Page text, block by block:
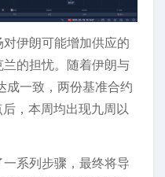
伊朗可能增加供应的
的担忧。随着伊朗与
成一致，两份基准合约
，本周均出现九周以
系列步骤，最终将导